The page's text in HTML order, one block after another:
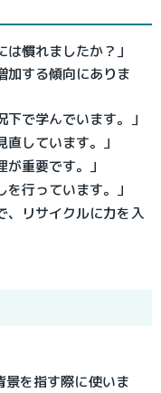
慣れましたか？」
加する傾向にありま
下で学んでいます。」
しています。」
重要です。」
行っています。」
、リサイクルに力を入
を指す際に使いま